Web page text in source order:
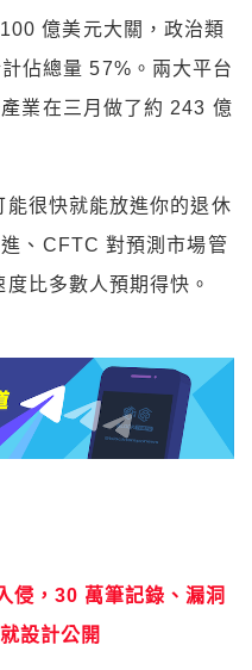
億美元大關，政治類
佔總量 57%。兩大平台
業在三月做了約 243 億
能很快就能放進你的退休
、CFTC 對預測市場管
比多數人預期得快。
，30 萬筆記錄、漏洞
設計公開